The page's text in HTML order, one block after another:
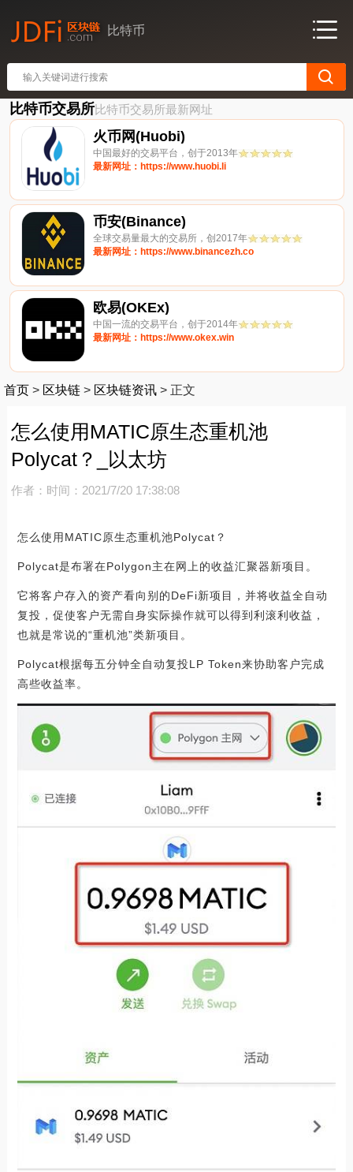
比特币
比特币交易所比特币交易所最新网址
火币网(Huobi)
中国最好的交易平台，创于2013年
最新网址：https://www.huobi.li
币安(Binance)
全球交易量最大的交易所，创2017年
最新网址：https://www.binancezh.co
欧易(OKEx)
中国一流的交易平台，创于2014年
最新网址：https://www.okex.win
首页 > 区块链 > 区块链资讯 > 正文
怎么使用MATIC原生态重机池
Polycat？_以太坊
作者： 时间：2021/7/20 17:38:08
怎么使用MATIC原生态重机池Polycat？
Polycat是布署在Polygon主在网上的收益汇聚器新项目。
它将客户存入的资产看向别的DeFi新项目，并将收益全自动
复投，促使客户无需自身实际操作就可以得到利滚利收益，
也就是常说的“重机池”类新项目。
Polycat根据每五分钟全自动复投LP Token来协助客户完成
高些收益率。